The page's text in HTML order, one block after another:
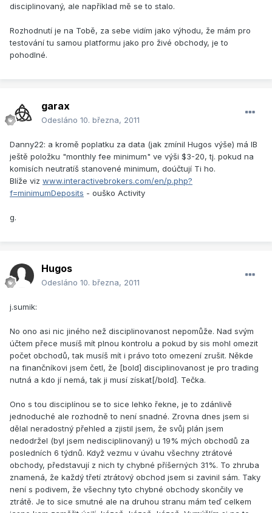
disciplinovaný, ale například mě se to stalo.
Rozhodnutí je na Tobě, za sebe vidím jako výhodu, že mám pro
testování tu samou platformu jako pro živé obchody, je to
pohodlné.
garax
Odesláno 10. března, 2011
Danny22: a kromě poplatku za data (jak zmínil Hugos výše) má IB
ještě položku "monthly fee minimum" ve výši $3-20, tj. pokud na
komisích neutratíš stanovené minimum, doúčtují Ti ho.
Blíže viz www.interactivebrokers.com/en/p.php?
f=minimumDeposits - ouško Activity
g.
Hugos
Odesláno 10. března, 2011
j.sumik:
No ono asi nic jiného než disciplinovanost nepomůže. Nad svým
účtem přece musíš mít plnou kontrolu a pokud by sis mohl omezit
počet obchodů, tak musíš mít i právo toto omezení zrušit. Někde
na finančníkovi jsem četl, že [bold] disciplinovanost je pro trading
nutná a kdo jí nemá, tak ji musí získat[/bold]. Tečka.
Ono s tou disciplínou se to sice lehko řekne, je to zdánlivě
jednoduché ale rozhodně to není snadné. Zrovna dnes jsem si
dělal neradostný přehled a zjistil jsem, že svůj plán jsem
nedodržel (byl jsem nedisciplinovaný) u 19% mých obchodů za
posledních 6 týdnů. Když vezmu v úvahu všechny ztrátové
obchody, představují z nich ty chybné příšerných 31%. To zhruba
znamená, že každý třetí ztrátový obchod jsem si zavinil sám. Taky
není s podivem, že všechny tyto chybné obchody skončily ve
ztrátě. Je to sice smutné ale na druhou stranu mám teď celkem